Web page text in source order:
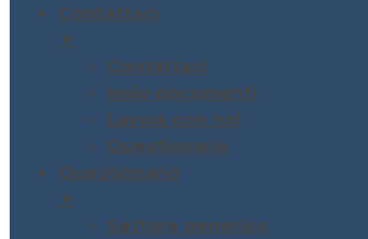
Contattaci
▼
Contattaci
Invio documenti
Lavora con noi
Questionario
Questionario
▼
Settore generico